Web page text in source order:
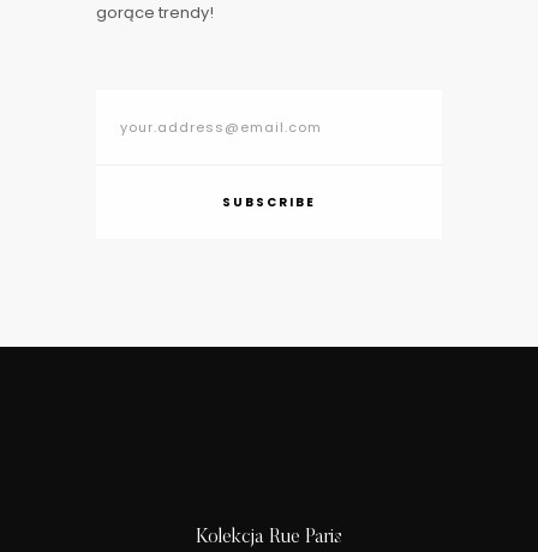
gorące trendy!
SUBSCRIBE
Kolekcja Rue Paris